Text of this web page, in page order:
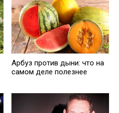
Арбуз против дыни: что на
самом деле полезнее